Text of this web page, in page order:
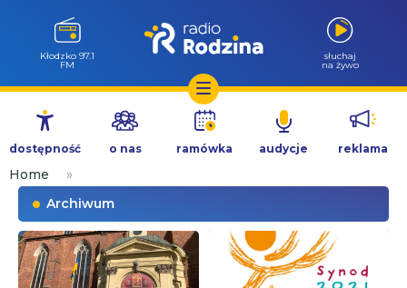
Przejdź
treści
Kłodzko 97.1
FM
słuchaj
na żywo
dostępność o nas ramówka audycje reklama
Home
»
Archiwum